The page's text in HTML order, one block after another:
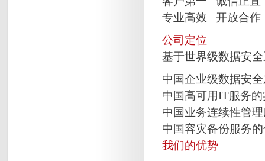
专业高效 开放合
公司定位
基于世界级数据安
中国企业级数据安
中国高可用IT服务
中国业务连续性管
中国容灾备份服务
我们的优势